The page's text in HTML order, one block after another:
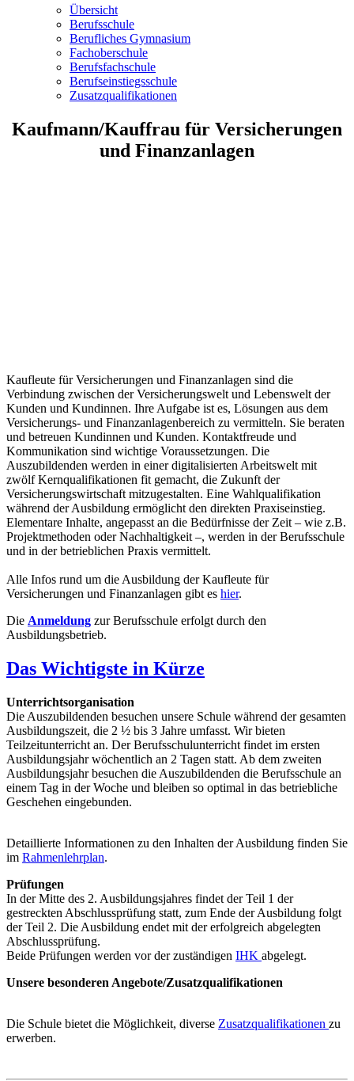
Übersicht
Berufsschule
Berufliches Gymnasium
Fachoberschule
Berufsfachschule
Berufseinstiegsschule
Zusatzqualifikationen
Kaufmann/Kauffrau für Versicherungen
und Finanzanlagen
Kaufleute für Versicherungen und Finanzanlagen sind die
Verbindung zwischen der Versicherungswelt und Lebenswelt der
Kunden und Kundinnen. Ihre Aufgabe ist es, Lösungen aus dem
Versicherungs- und Finanzanlagenbereich zu vermitteln. Sie beraten
und betreuen Kundinnen und Kunden. Kontaktfreude und
Kommunikation sind wichtige Voraussetzungen. Die
Auszubildenden werden in einer digitalisierten Arbeitswelt mit
zwölf Kernqualifikationen fit gemacht, die Zukunft der
Versicherungswirtschaft mitzugestalten. Eine Wahlqualifikation
während der Ausbildung ermöglicht den direkten Praxiseinstieg.
Elementare Inhalte, angepasst an die Bedürfnisse der Zeit – wie z.B.
Projektmethoden oder Nachhaltigkeit –, werden in der Berufsschule
und in der betrieblichen Praxis vermittelt.
Alle Infos rund um die Ausbildung der Kaufleute für
Versicherungen und Finanzanlagen gibt es hier.
Die Anmeldung zur Berufsschule erfolgt durch den
Ausbildungsbetrieb.
Das Wichtigste in Kürze
Unterrichtsorganisation
Die Auszubildenden besuchen unsere Schule während der gesamten
Ausbildungszeit, die 2 ½ bis 3 Jahre umfasst. Wir bieten
Teilzeitunterricht an. Der Berufsschulunterricht findet im ersten
Ausbildungsjahr wöchentlich an 2 Tagen statt. Ab dem zweiten
Ausbildungsjahr besuchen die Auszubildenden die Berufsschule an
einem Tag in der Woche und bleiben so optimal in das betriebliche
Geschehen eingebunden.
Detaillierte Informationen zu den Inhalten der Ausbildung finden Sie
im Rahmenlehrplan.
Prüfungen
In der Mitte des 2. Ausbildungsjahres findet der Teil 1 der
gestreckten Abschlussprüfung statt, zum Ende der Ausbildung folgt
der Teil 2. Die Ausbildung endet mit der erfolgreich abgelegten
Abschlussprüfung.
Beide Prüfungen werden vor der zuständigen IHK abgelegt.
Unsere besonderen Angebote/Zusatzqualifikationen
Die Schule bietet die Möglichkeit, diverse Zusatzqualifikationen zu
erwerben.